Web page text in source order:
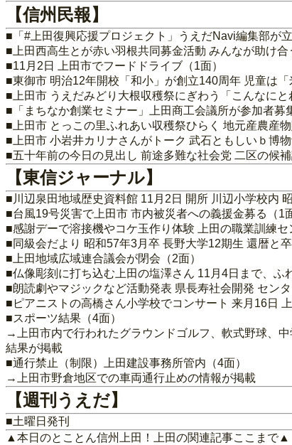
【信州民報】
■「#上田復興応援プロジェクト」うえだNavi編集部が
■上田西高生とが赤い羽根共同募金活動 みんなが助け合
■11月2日 上田市でフードドライブ（1面）
■東御市 明治12年開校「和小」が創立140周年 児童は
■上田市 うえだみどり大根収穫祭にぎわう「こんなに
■「まちなか創業セミナー」上田商工会議所が参加者募
■上田市 とっこの里ふれあい収穫祭ひらく 地元産農産
■上田市 小岩井カリナさんがトーク 武石ともしいｂ博物
■五十年前の今日の見出し 前途多難な社会党 二区の候補
【東信ジャーナル】
■川辺泉田地域歴史資料館 11月2日 開所 川辺小学校内
■台風19号災害で上田市 市内被災者への義援金募る（1
■感謝デーで溶接機やコケ玉作り体験 上田の職業訓練セ
■同級会だより 昭和57年3月卒 長野大学12期生 還暦と
■上田地域広域連合議会が閉会（2面）
■仏像彫刻に打ち込む上田の塩澤さん 11月4日まで、ふ
■朗読劇やマジックなど活動発表 県長寿社会開発 センタ
■ピアニストの高橋さん小学校でコンサート 来月16日
■スポーツ結果（4面）
→上田市内で行われたグラウンドゴルフ、軟式野球、
結果が掲載
■通行禁止（制限）上田建設事務所管内（4面）
→上田市野倉地区での車両通行止めの情報が掲載
【週刊うえだ】
■土曜日発刊
▲本日のとことん信州上田！上田の関連記事ここまで▲